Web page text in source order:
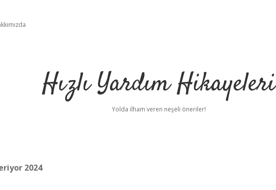
Hızlı Yardım Hikayeleri
Yolda ilham veren neşeli öneriler!
2024